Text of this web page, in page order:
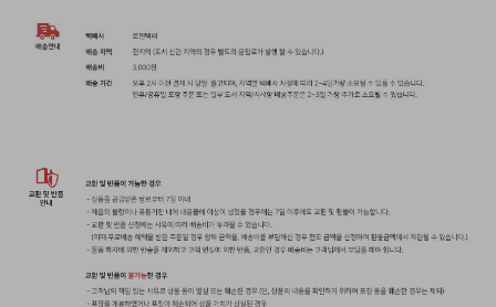
▲올어바웃헤어 결제 금액별 이벤트 ▲
주문 결제 고객께 드리는 사은품 증정 이벤트!